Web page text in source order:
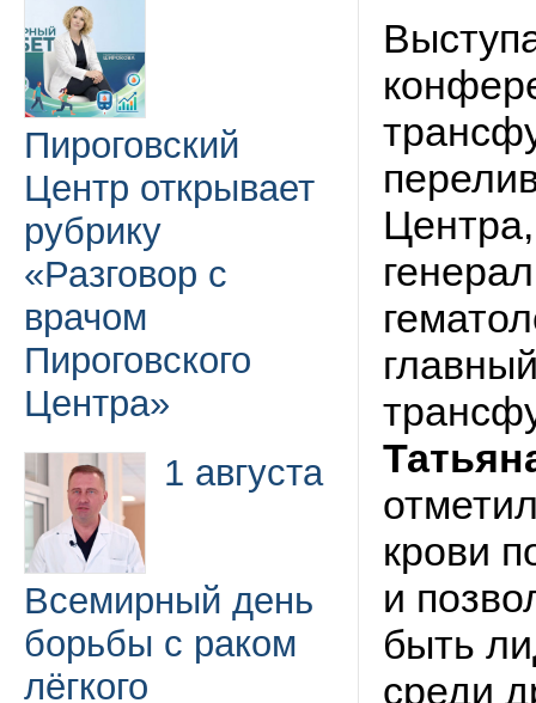
Пироговский
Центр открывает
рубрику
«Разговор с
врачом
Пироговского
Центра»
1 августа
Всемирный день
борьбы с раком
лёгкого
крови
и
быть
среди